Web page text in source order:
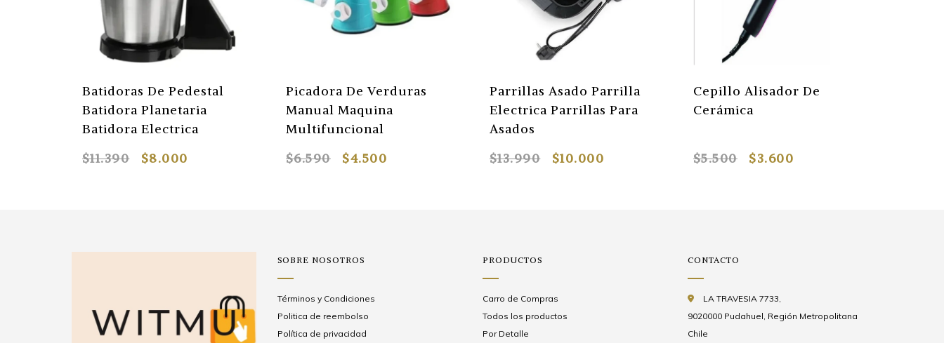
Batidoras De Pedestal
Batidora Planetaria
Batidora Electrica
$11.390
$8.000
Picadora De Verduras
Manual Maquina
Multifuncional
$6.590
$4.500
Parrillas Asado Parrilla
Electrica Parrillas Para
Asados
$13.990
$10.000
Cepillo Alisador De
Cerámica
$5.500 $3.600
SOBRE NOSOTROS
Términos y Condiciones
Politica de reembolso
Política de privacidad
PRODUCTOS
Carro de Compras
Todos los productos
Por Detalle
CONTACTO
LA TRAVESIA 7733,
9020000 Pudahuel, Región Metropolitana
Chile